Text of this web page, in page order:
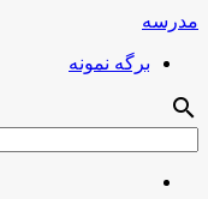
مدرسه
برگه نمونه
search